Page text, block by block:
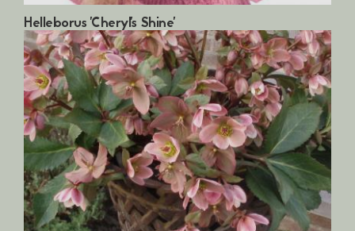
Helleborus 'Cheryl's Shine'